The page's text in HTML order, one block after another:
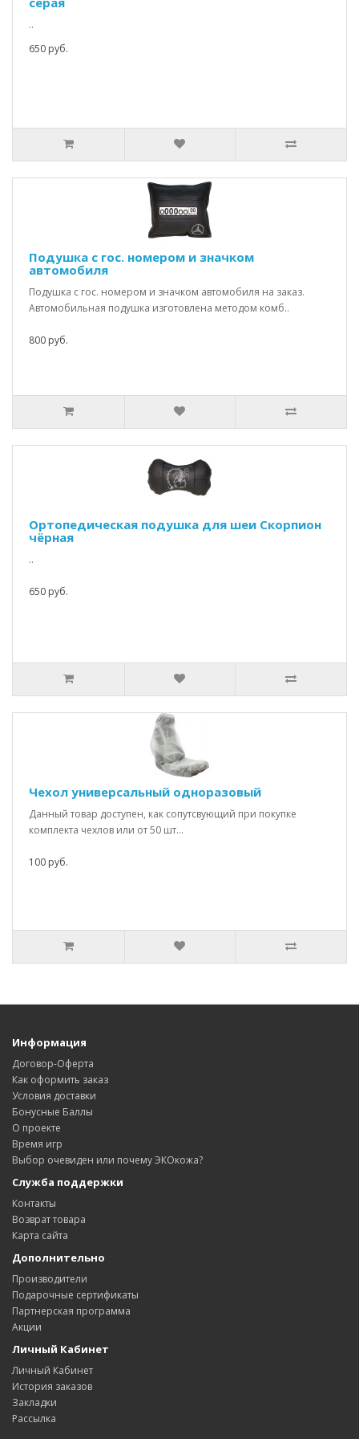
..
650 руб.
Подушка с гос. номером и значком
автомобиля
Подушка с гос. номером и значком автомобиля на заказ.
Автомобильная подушка изготовлена методом комб..
800 руб.
Ортопедическая подушка для шеи Скорпион
чёрная
..
650 руб.
Чехол универсальный одноразовый
Данный товар доступен, как сопутсвующий при покупке
комплекта чехлов или от 50 шт...
100 руб.
Информация
Договор-Оферта
Как оформить заказ
Условия доставки
Бонусные Баллы
О проекте
Время игр
Выбор очевиден или почему ЭКОкожа?
Служба поддержки
Контакты
Возврат товара
Карта сайта
Дополнительно
Производители
Подарочные сертификаты
Партнерская программа
Акции
Личный Кабинет
Личный Кабинет
История заказов
Закладки
Рассылка